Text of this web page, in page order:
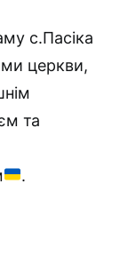
с.Пасіка
церкви,
та
.